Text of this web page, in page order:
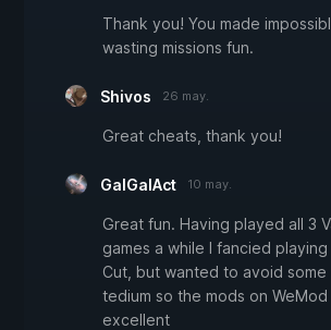
Thank you! You made
wasting missions fun.
Shivos 26 may.
Great cheats, thank you!
GalGalAct 10 may.
Great fun. Having played all 3
games a while I fancied playing
Cut, but wanted to avoid
tedium so the mods on WeMod
excellent